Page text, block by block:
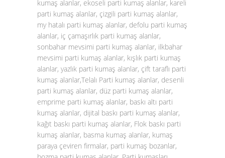
kumaş alanlar, ekoseli parti kumaş alanlar, kareli
parti kumaş alanlar, çizgili parti kumaş alanlar,
my hatalı parti kumaş alanlar, defolu parti kumaş
alanlar, iç çamaşırlık parti kumaş alanlar,
sonbahar mevsimi parti kumaş alanlar, ilkbahar
mevsimi parti kumaş alanlar, kışlık parti kumaş
alanlar, yazlık parti kumaş alanlar, çift taraflı parti
kumaş alanlar,Telalı Parti kumaş alanlar, desenli
parti kumaş alanlar, düz parti kumaş alanlar,
emprime parti kumaş alanlar, baskı altı parti
kumaş alanlar, dijital baskı parti kumaş alanlar,
kağıt baskı parti kumaş alanlar, Flok baskı parti
kumaş alanlar, basma kumaş alanlar, kumaş
paraya çeviren firmalar, parti kumaş bozanlar,